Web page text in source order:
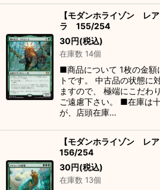
【モダンホライゾン レ
ラ 155/254
30円(税込)
在庫数 14個
■商品について 1枚の金額
トです。 中古品の状態に
ますので、 極端にこだわ
ご遠慮下さい。 ■在庫は
が、店頭在庫…
【モダンホライゾン レ
156/254
30円(税込)
在庫数 13個